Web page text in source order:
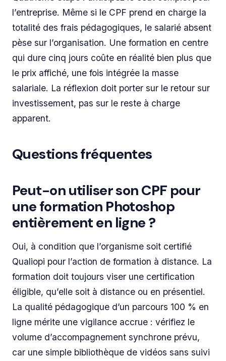
l’entreprise. Même si le CPF prend en charge la
totalité des frais pédagogiques, le salarié absent
pèse sur l’organisation. Une formation en centre
qui dure cinq jours coûte en réalité bien plus que
le prix affiché, une fois intégrée la masse
salariale. La réflexion doit porter sur le retour sur
investissement, pas sur le reste à charge
apparent.
Questions fréquentes
Peut-on utiliser son CPF pour
une formation Photoshop
entièrement en ligne ?
Oui, à condition que l’organisme soit certifié
Qualiopi pour l’action de formation à distance. La
formation doit toujours viser une certification
éligible, qu’elle soit à distance ou en présentiel.
La qualité pédagogique d’un parcours 100 % en
ligne mérite une vigilance accrue : vérifiez le
volume d’accompagnement synchrone prévu,
car une simple bibliothèque de vidéos sans suivi